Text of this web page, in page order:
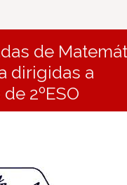
de
dirigidas a
2ºESO